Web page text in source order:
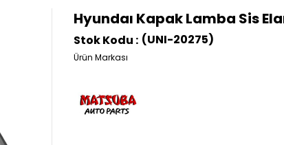
Hyundaı Kapak Lamba Sis
(UNI-20275)